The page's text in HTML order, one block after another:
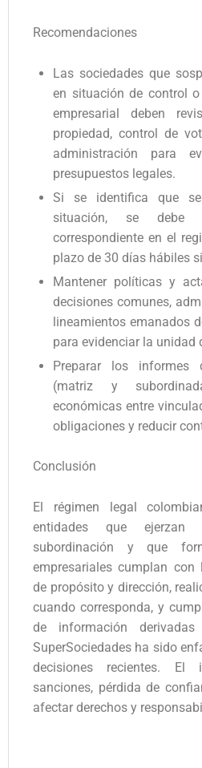
Recomendaciones
Las sociedades que
en situación de control
empresarial deben
propiedad, control de
administración para
presupuestos legales.
Si se identifica que
situación, se debe
correspondiente en el
plazo de 30 días hábiles
Mantener políticas y
decisiones comunes,
lineamientos emanados
para evidenciar la unidad
Preparar los informes
(matriz y
económicas entre
obligaciones y reducir
Conclusión
El régimen legal
entidades que ejerzan
subordinación y que
empresariales cumplan
de propósito y dirección,
cuando corresponda, y
de información
SuperSociedades ha sido
decisiones recientes. El
sanciones, pérdida de
afectar derechos y